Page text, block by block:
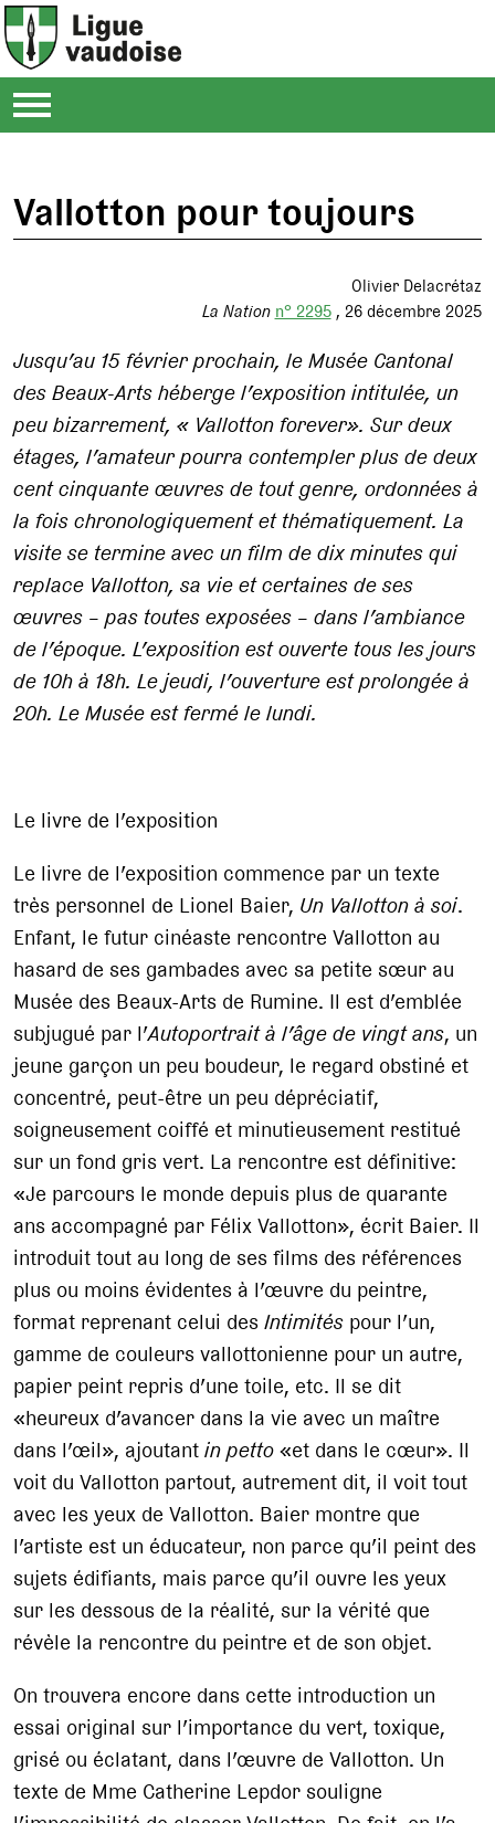
Vallotton pour toujours
Olivier Delacrétaz
La Nation n° 2295 26 décembre 2025
Jusqu’au 15 février prochain, le Musée Cantonal
des Beaux-Arts héberge l’exposition intitulée, un
peu bizarrement, « Vallotton forever». Sur deux
étages, l’amateur pourra contempler plus de deux
cent cinquante œuvres de tout genre, ordonnées à
la fois chronologiquement et thématiquement. La
visite se termine avec un film de dix minutes qui
replace Vallotton, sa vie et certaines de ses
œuvres – pas toutes exposées – dans l’ambiance
de l’époque. L’exposition est ouverte tous les jours
de 10h à 18h. Le jeudi, l’ouverture est prolongée à
20h. Le Musée est fermé le lundi.
Le livre de l’exposition
Le livre de l’exposition commence par un texte
très personnel de Lionel Baier, Un Vallotton à soi.
Enfant, le futur cinéaste rencontre Vallotton au
hasard de ses gambades avec sa petite sœur au
Musée des Beaux-Arts de Rumine. Il est d’emblée
subjugué par l’Autoportrait à l’âge de vingt ans, un
jeune garçon un peu boudeur, le regard obstiné et
concentré, peut-être un peu dépréciatif,
soigneusement coiffé et minutieusement restitué
sur un fond gris vert. La rencontre est définitive:
«Je parcours le monde depuis plus de quarante
ans accompagné par Félix Vallotton», écrit Baier. Il
introduit tout au long de ses films des références
plus ou moins évidentes à l’œuvre du peintre,
format reprenant celui desIntimités pour l’un,
gamme de couleurs vallottonienne pour un autre,
papier peint repris d’une toile, etc. Il se dit
«heureux d’avancer dans la vie avec un maître
dans l’œil», ajoutantin petto«et dans le cœur». Il
voit du Vallotton partout, autrement dit, il voit tout
avec les yeux de Vallotton. Baier montre que
l’artiste est un éducateur, non parce qu’il peint des
sujets édifiants, mais parce qu’il ouvre les yeux
sur les dessous de la réalité, sur la vérité que
révèle la rencontre du peintre et de son objet.
On trouvera encore dans cette introduction un
essai original sur l’importance du vert, toxique,
grisé ou éclatant, dans l’œuvre de Vallotton. Un
texte de Mme Catherine Lepdor souligne